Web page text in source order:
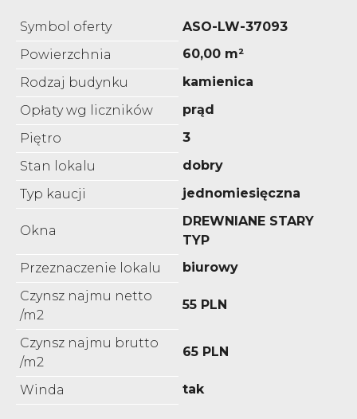
Symbol oferty
ASO-LW-37093
Powierzchnia
60,00 m²
Rodzaj budynku
kamienica
Opłaty wg liczników
prąd
Piętro
3
Stan lokalu
dobry
Typ kaucji
jednomiesięczna
Okna
DREWNIANE STARY
TYP
Przeznaczenie lokalu
biurowy
Czynsz najmu netto
/m2
55 PLN
Czynsz najmu brutto
/m2
65 PLN
Winda tak